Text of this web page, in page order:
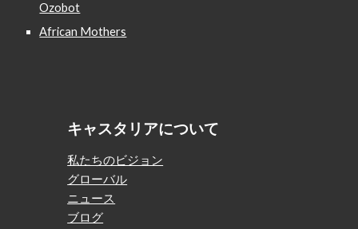
Ozobot
African Mothers
キャスタリアについて
私たちのビジョン
グローバル
ニュース
ブログ